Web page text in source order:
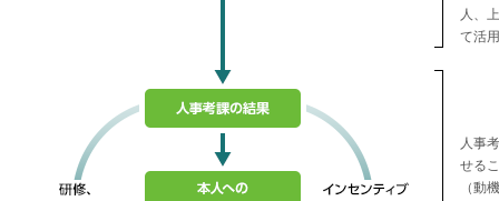
人、
て活
人事
せる
（動